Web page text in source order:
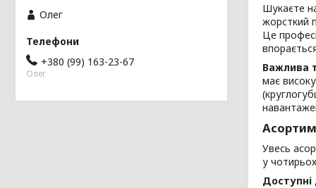
Шукаєте
жорсткий
Це
Важлива
має
Увесь
у
Доступні
Олег
+380 (99) 163-23-67
Олег